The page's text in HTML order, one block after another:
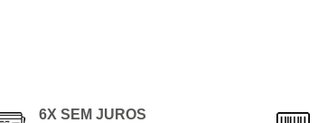
6X SEM JUROS